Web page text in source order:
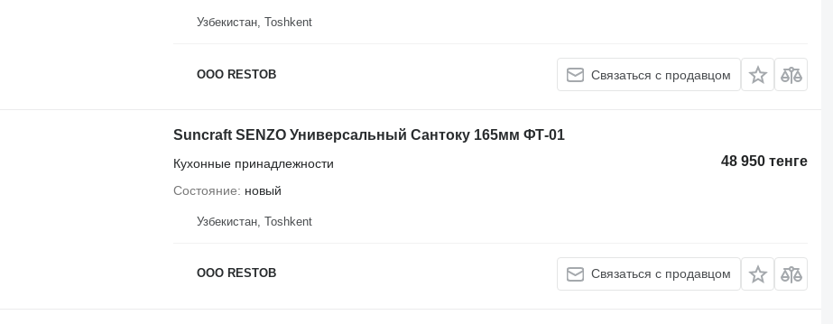
Узбекистан, Тоshkent
OOO RESTOB Связаться с продавцом
Suncraft SENZO Универсальный Сантоку 165мм ФТ-01
48 950 тенге
Кухонные принадлежности
Состояние
новый
Узбекистан, Тоshkent
OOO RESTOB Связаться с продавцом